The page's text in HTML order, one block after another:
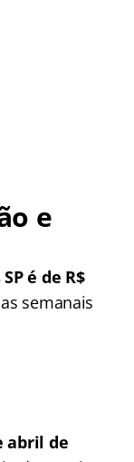
e
é de R$
semanais
abril de